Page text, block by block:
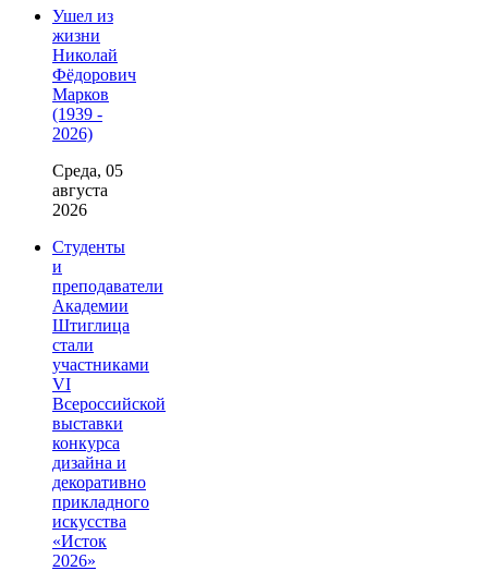
Ушел из
жизни
Николай
Фёдорович
Марков
(1939 -
2026)
Среда, 05
августа
2026
Студенты
и
преподаватели
Академии
Штиглица
стали
участниками
VI
Всероссийской
выставки
конкурса
дизайна и
декоративно
прикладного
искусства
«Исток
2026»